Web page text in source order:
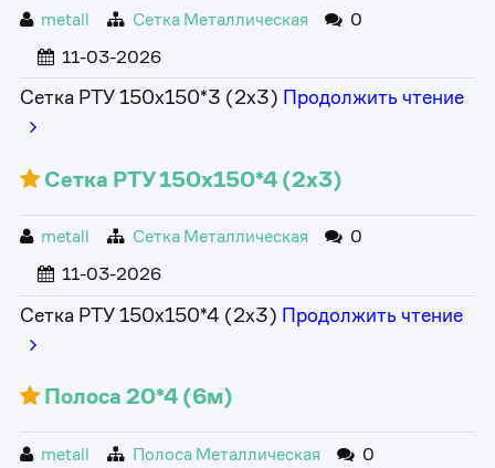
metall Сетка Металлическая
0
11-03-2026
Сетка РТУ 150х150*3 (2х3) Продолжить чтение
Сетка РТУ 150х150*4 (2х3)
metall Сетка Металлическая
0
11-03-2026
Сетка РТУ 150х150*4 (2х3) Продолжить чтение
Полоса 20*4 (6м)
metall Полоса Металлическая
0